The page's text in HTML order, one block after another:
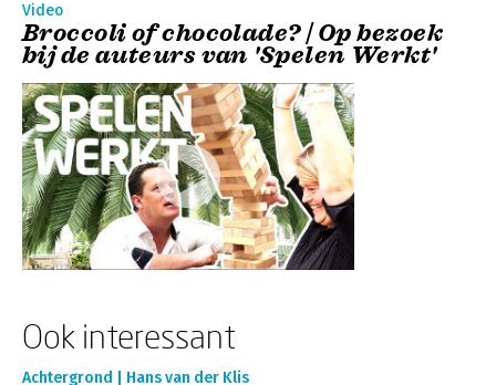
Video
Broccoli of chocolade? | Op bezoek
bij de auteurs van 'Spelen Werkt'
Ook interessant
Achtergrond | Hans van der Klis